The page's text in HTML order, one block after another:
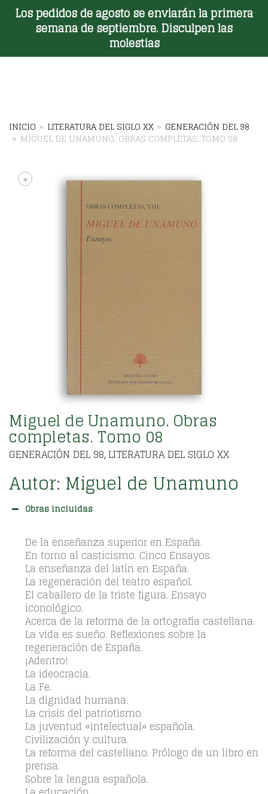
Los pedidos de agosto se enviarán la primera
semana de septiembre. Disculpen las
molestias
Toggle Menu
INICIO » LITERATURA DEL SIGLO XX » GENERACIÓN DEL 98
» MIGUEL DE UNAMUNO. OBRAS COMPLETAS. TOMO 08
+
Miguel de Unamuno. Obras
completas. Tomo 08
GENERACIÓN DEL 98, LITERATURA DEL SIGLO XX
Autor: Miguel de Unamuno
Obras incluidas
De la enseñanza superior en España.
En torno al casticismo. Cinco Ensayos.
La enseñanza del latín en España.
La regeneración del teatro español.
El caballero de la triste figura. Ensayo
iconológico.
Acerca de la reforma de la ortografía castellana.
La vida es sueño. Reflexiones sobre la
regeneración de España.
¡Adentro!
La ideocracia.
La Fe.
La dignidad humana.
La crisis del patriotismo.
La juventud «intelectual» española.
Civilización y cultura.
La reforma del castellano. Prólogo de un libro en
prensa.
Sobre la lengua española.